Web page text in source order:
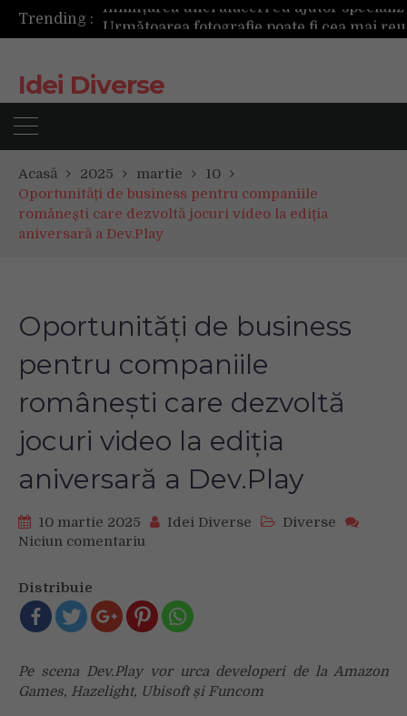
Trending :
Mașinile de spălat și uscătoarele bazate pe inteligență artificială îți cunosc hainele mai bine decât tine
Idei Diverse
Acasă 2025 martie
10
Oportunități de business pentru companiile
românești care dezvoltă jocuri video la ediția
aniversară a Dev.Play
Oportunități de business
pentru companiile
românești care dezvoltă
jocuri video la ediția
aniversară a Dev.Play
10 martie 2025 Idei Diverse
Diverse
Niciun comentariu
business
pentru
companiile
care
dezvoltă
Distribuie
Pe scena Dev.Play vor urca developeri de la Amazon
Games, Hazelight, Ubisoft și Funcom